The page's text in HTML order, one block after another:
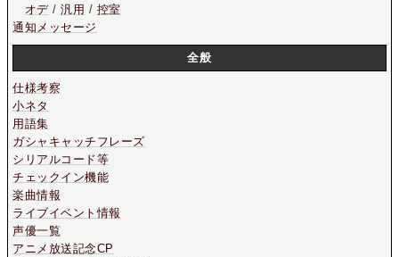
オデ/汎用 / 控室
通知メッセージ
全般
仕様考察
小ネタ
用語集
ガシャキャッチフレーズ
シリアルコード等
チェックイン機能
楽曲情報
ライブイベント情報
声優一覧
アニメ放送記念CP